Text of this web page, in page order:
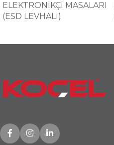
ELEKTRONİKÇİ MASALARI
(ESD LEVHALI)